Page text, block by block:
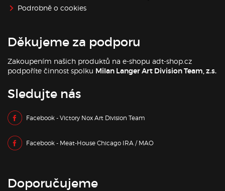
Podrobně o cookies
Děkujeme za podporu
Zakoupením našich produktů na e-shopu adt-shop.cz
podpoříte činnost spolku Milan Langer Art Division Team, z.s.
Sledujte nás
Facebook - Victory Nox Art Division Team
Facebook - Meat-House Chicago IRA / MAO
Doporučujeme